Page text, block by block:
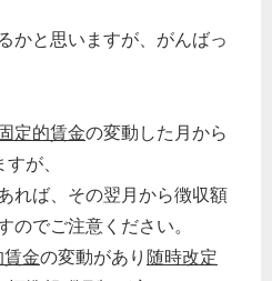
かと思いますが、がんばっ
定的賃金の変動した月から
が、
れば、その翌月から徴収額
のでご注意ください。
賃金の変動があり 随時改定